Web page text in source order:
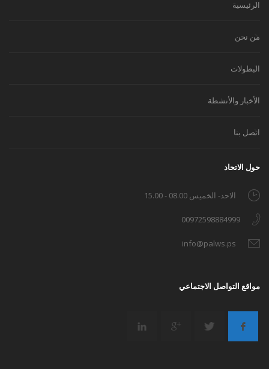
الرئيسية
من نحن
البطولات
الأخبار والأنشطة
اتصل بنا
حول الاتحاد
الاحد- الخميس 08.00 - 15.00
00972598884999
info@palws.ps
مواقع التواصل الاجتماعي